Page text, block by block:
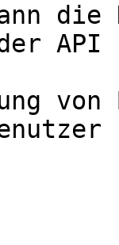
die
API
von